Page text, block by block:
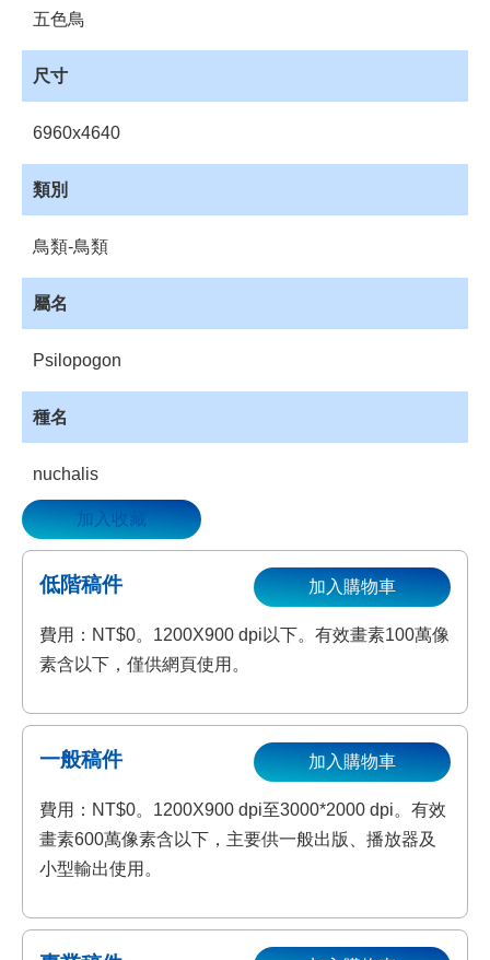
物
載
理
資
理
藏
登
五色鳥
尺寸
6960x4640
類別
鳥類-鳥類
屬名
Psilopogon
種名
nuchalis
加入收藏
低階稿件
費用：NT$0。1200X900 dpi以下。有效畫素100萬像
素含以下，僅供網頁使用。
加入購物車
一般稿件
費用：NT$0。1200X900 dpi至3000*2000 dpi。有效
畫素600萬像素含以下，主要供一般出版、播放器及
小型輸出使用。
加入購物車